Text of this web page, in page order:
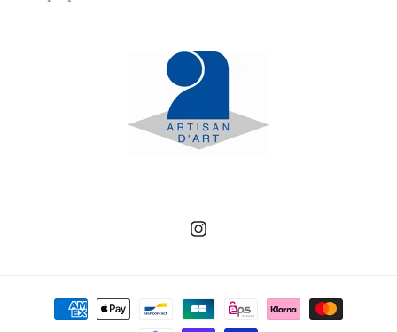
Instagram
Moyens